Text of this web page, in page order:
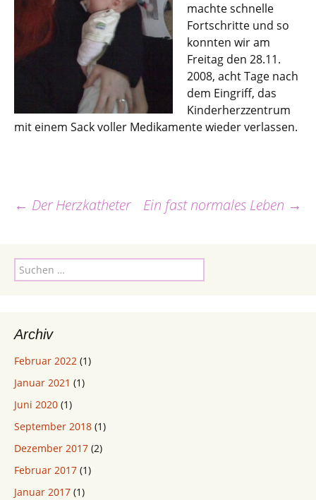
machte schnelle
Fortschritte und so
konnten wir am
Freitag den 28.11.
2008, acht Tage nach
dem Eingriff, das
Kinderherzzentrum
mit einem Sack voller Medikamente wieder verlassen.
Beitragsnavigation
← Der Herzkatheter Ein fast normales Leben →
Suchen
nach:
Archiv
Februar 2022 (1)
Januar 2021 (1)
Juni 2020 (1)
September 2018 (1)
Dezember 2017 (2)
Februar 2017 (1)
Januar 2017 (1)